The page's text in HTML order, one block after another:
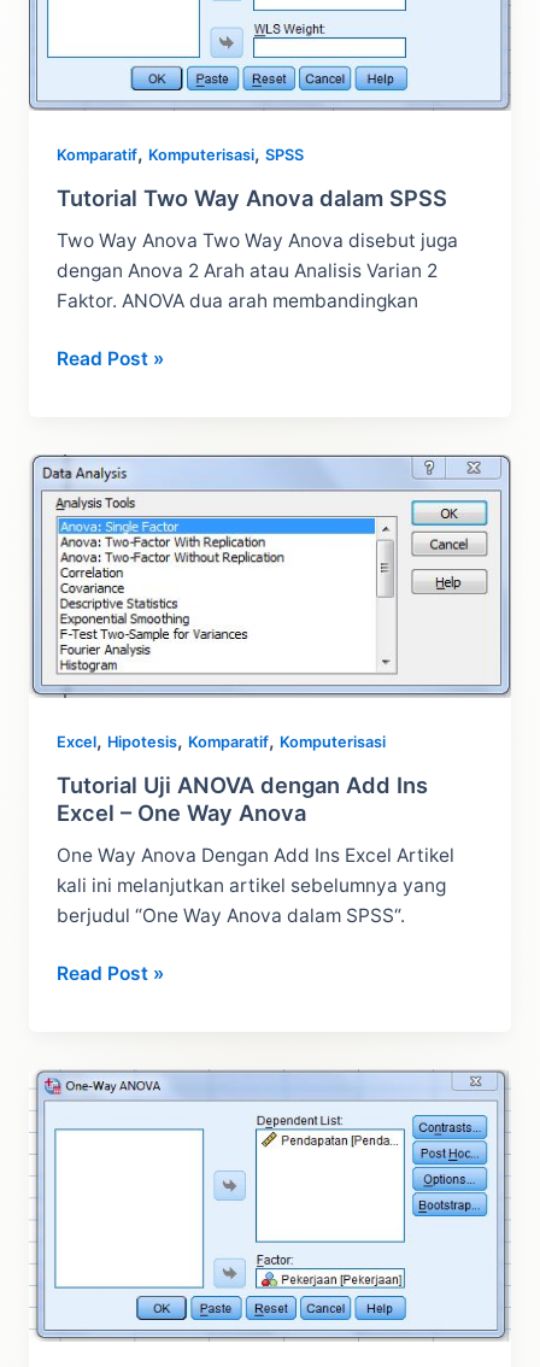
Komparatif, Komputerisasi,SPSS
Tutorial Two Way Anova dalam SPSS
Two Way Anova Two Way Anova disebut juga
dengan Anova 2 Arah atau Analisis Varian 2
Faktor. ANOVA dua arah membandingkan
Tutorial
dalam
SPSS
Read Post »
Excel, Hipotesis, Komparatif, Komputerisasi
Tutorial Uji ANOVA dengan Add Ins
Excel – One Way Anova
One Way Anova Dengan Add Ins Excel Artikel
kali ini melanjutkan artikel sebelumnya yang
berjudul “One Way Anova dalam SPSS“.
Tutorial
Add
Ins
Read Post »